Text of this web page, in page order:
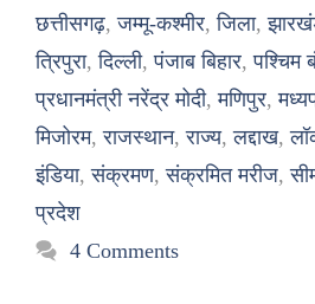
छत्तीसगढ़,जम्मू-कश्मीर,जिला,
त्रिपुरा,दिल्ली,पंजाब बिहार,पश्चिम
प्रधानमंत्री नरेंद्र मोदी,मणिपुर,
मिजोरम,राजस्थान,राज्य,लद्दाख,
इंडिया,संक्रमण,संक्रमित मरीज,
प्रदेश
4 Comments